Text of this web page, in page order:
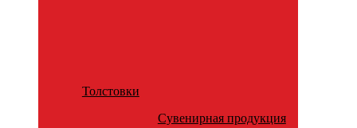
Толстовки
Сувенирная продукция